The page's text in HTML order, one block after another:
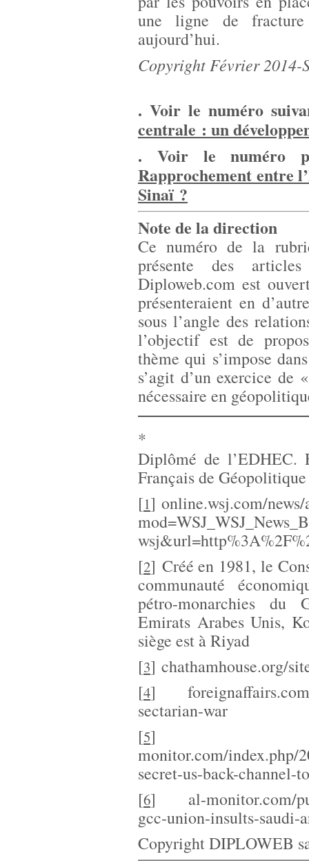
une ligne de
aujourd’hui.
Copyright Février 2014-
. Voir le numéro
centrale : un
. Voir le numéro
Rapprochement entre
Sinaï ?
Note de la direction
Ce numéro de la
présente des
Diploweb.com est
présenteraient en
sous l’angle des
l’objectif est de
thème qui s’impose
s’agit d’un exercice
nécessaire en
*
Diplômé de l’EDHEC.
Français de
[1] online.wsj.com/
[2] Créé en 1981, le
communauté
pétro-monarchies du
Emirats Arabes Unis,
siège est à Riyad
[3] chathamhouse.org/
[4]
sectarian-war
[5
monitor.com/index.php/
secret-us-back-channel-
[6] al-monitor.com/
gcc-union-insults-saudi-
Copyright DIPLOWEB